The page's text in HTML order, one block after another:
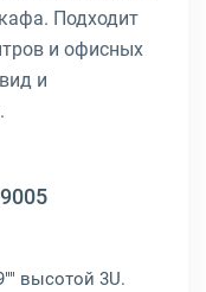
Подходит
и офисных
и
высотой 3U.